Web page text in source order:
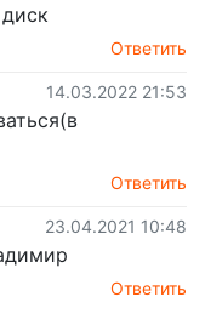
Ответить
14.03.2022 21:53
Ответить
23.04.2021 10:48
Ответить